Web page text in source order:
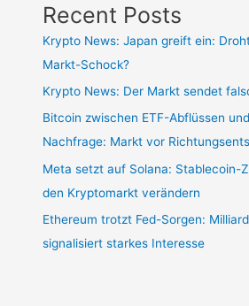
Recent Posts
Krypto News: Japan greift ein:
Markt-Schock?
Krypto News: Der Markt sendet
Bitcoin zwischen ETF-Abflüssen
Nachfrage: Markt vor
Meta setzt auf Solana: Stablecoin-
den Kryptomarkt verändern
Ethereum trotzt Fed-Sorgen:
signalisiert starkes Interesse